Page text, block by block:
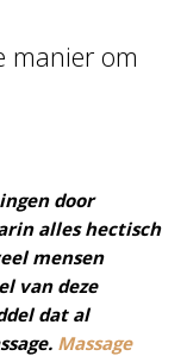
manier om
door
alles hectisch
mensen
van deze
dat al
Massage